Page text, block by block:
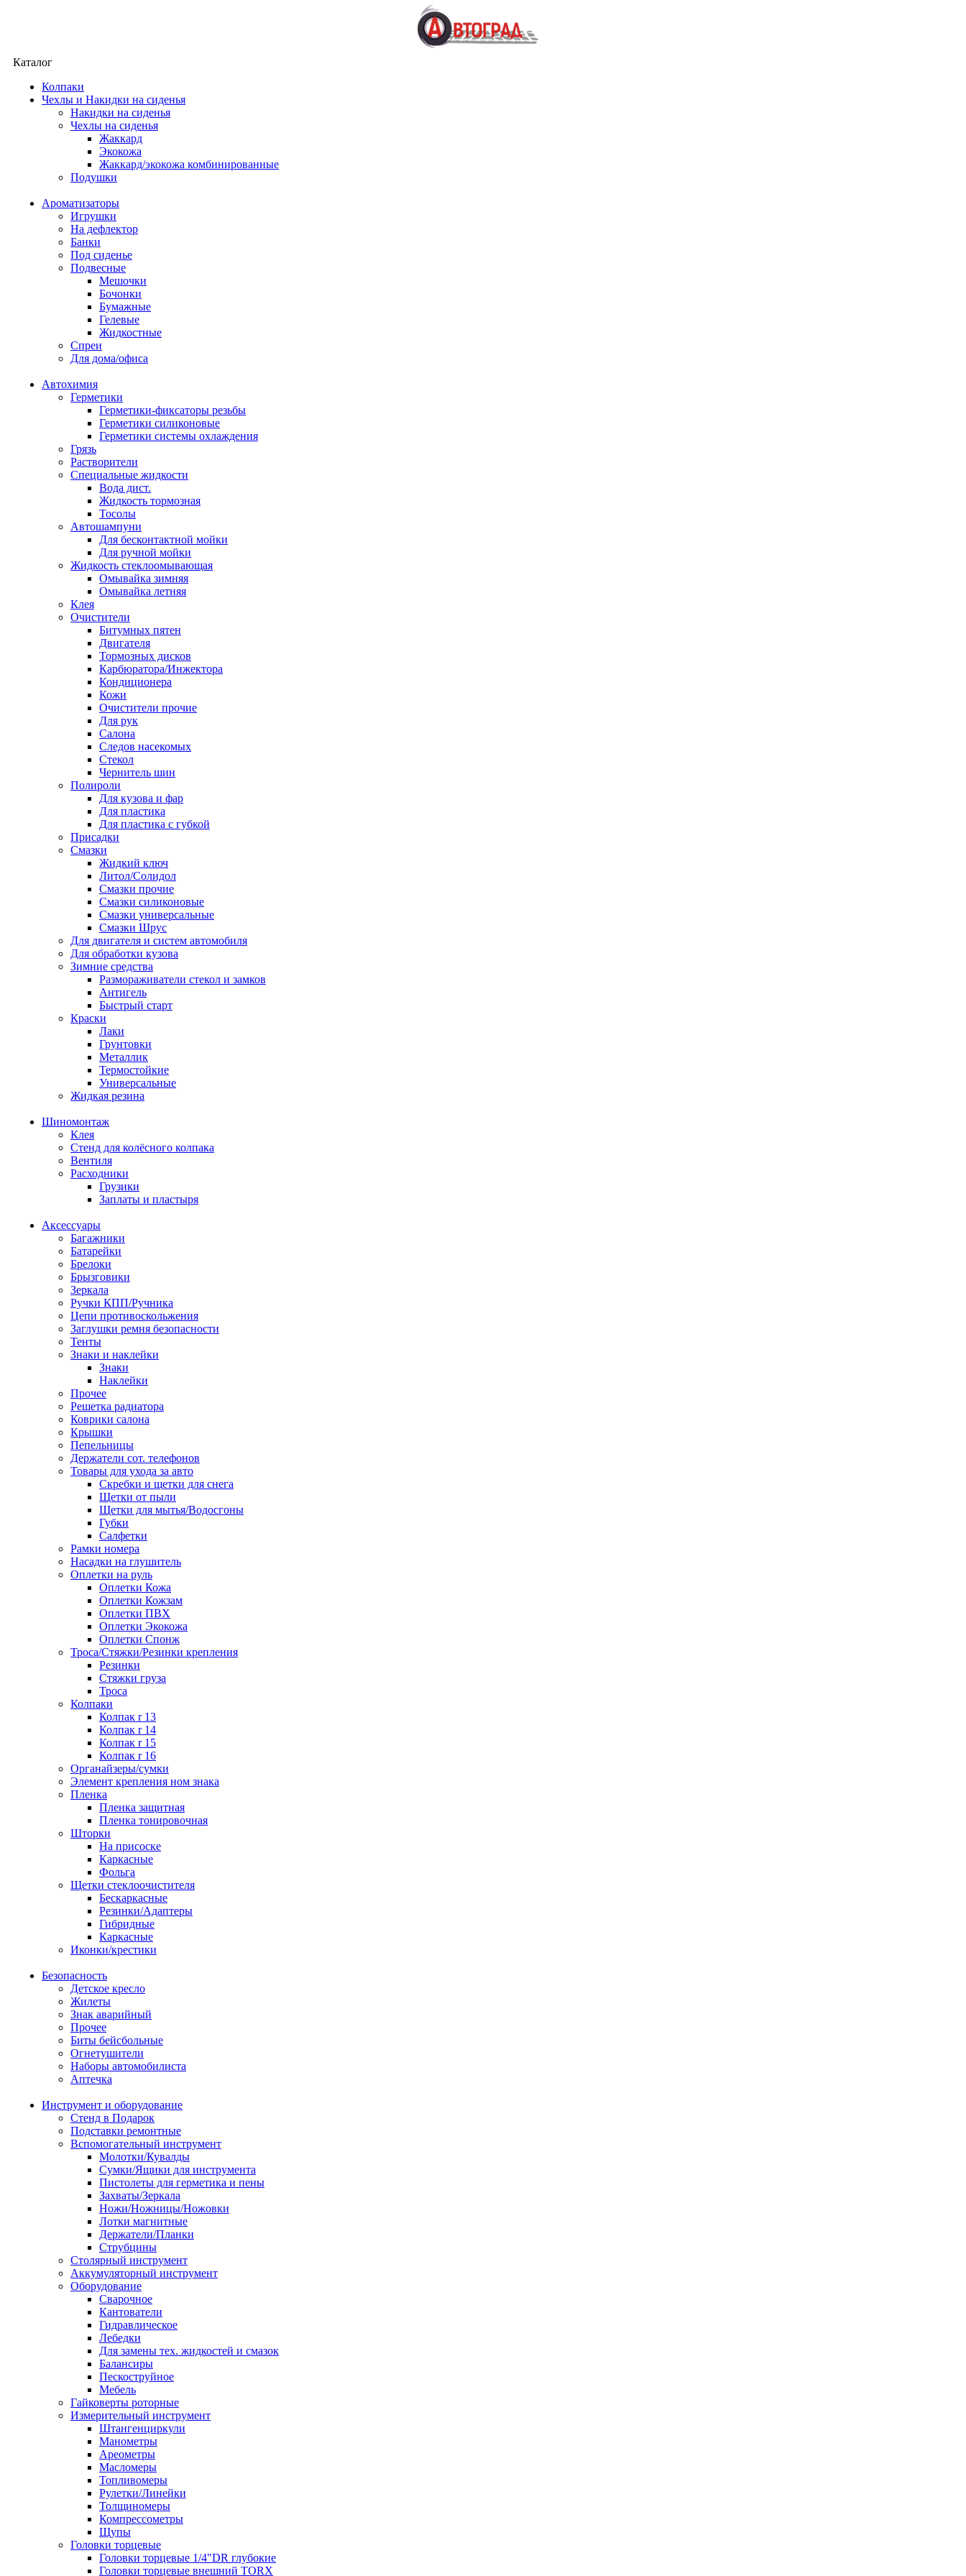
Каталог
Колпаки
Чехлы и Накидки на сиденья
Накидки на сиденья
Чехлы на сиденья
Жаккард
Экокожа
Жаккард/экокожа комбинированные
Подушки
Ароматизаторы
Игрушки
На дефлектор
Банки
Под сиденье
Подвесные
Мешочки
Бочонки
Бумажные
Гелевые
Жидкостные
Спреи
Для дома/офиса
Автохимия
Герметики
Герметики-фиксаторы резьбы
Герметики силиконовые
Герметики системы охлаждения
Грязь
Растворители
Специальные жидкости
Вода дист.
Жидкость тормозная
Тосолы
Автошампуни
Для бесконтактной мойки
Для ручной мойки
Жидкость стеклоомывающая
Омывайка зимняя
Омывайка летняя
Клея
Очистители
Битумных пятен
Двигателя
Тормозных дисков
Карбюратора/Инжектора
Кондиционера
Кожи
Очистители прочие
Для рук
Салона
Следов насекомых
Стекол
Чернитель шин
Полироли
Для кузова и фар
Для пластика
Для пластика с губкой
Присадки
Смазки
Жидкий ключ
Литол/Солидол
Смазки прочие
Смазки силиконовые
Смазки универсальные
Смазки Шрус
Для двигателя и систем автомобиля
Для обработки кузова
Зимние средства
Размораживатели стекол и замков
Антигель
Быстрый старт
Краски
Лаки
Грунтовки
Металлик
Термостойкие
Универсальные
Жидкая резина
Шиномонтаж
Клея
Стенд для колёсного колпака
Вентиля
Расходники
Грузики
Заплаты и пластыря
Аксессуары
Багажники
Батарейки
Брелоки
Брызговики
Зеркала
Ручки КПП/Ручника
Цепи противоскольжения
Заглушки ремня безопасности
Тенты
Знаки и наклейки
Знаки
Наклейки
Прочее
Решетка радиатора
Коврики салона
Крышки
Пепельницы
Держатели сот. телефонов
Товары для ухода за авто
Скребки и щетки для снега
Щетки от пыли
Щетки для мытья/Водосгоны
Губки
Салфетки
Рамки номера
Насадки на глушитель
Оплетки на руль
Оплетки Кожа
Оплетки Кожзам
Оплетки ПВХ
Оплетки Экокожа
Оплетки Спонж
Троса/Стяжки/Резинки крепления
Резинки
Стяжки груза
Троса
Колпаки
Колпак r 13
Колпак r 14
Колпак r 15
Колпак r 16
Органайзеры/сумки
Элемент крепления ном знака
Пленка
Пленка защитная
Пленка тонировочная
Шторки
На присоске
Каркасные
Фольга
Щетки стеклоочистителя
Бескаркасные
Резинки/Адаптеры
Гибридные
Каркасные
Иконки/крестики
Безопасность
Детское кресло
Жилеты
Знак аварийный
Прочее
Биты бейсбольные
Огнетушители
Наборы автомобилиста
Аптечка
Инструмент и оборудование
Стенд в Подарок
Подставки ремонтные
Вспомогательный инструмент
Молотки/Кувалды
Сумки/Ящики для инструмента
Пистолеты для герметика и пены
Захваты/Зеркала
Ножи/Ножницы/Ножовки
Лотки магнитные
Держатели/Планки
Струбцины
Столярный инструмент
Аккумуляторный инструмент
Оборудование
Сварочное
Кантователи
Гидравлическое
Лебедки
Для замены тех. жидкостей и смазок
Балансиры
Пескоструйное
Мебель
Гайковерты роторные
Измерительный инструмент
Штангенциркули
Манометры
Ареометры
Масломеры
Топливомеры
Рулетки/Линейки
Толщиномеры
Компрессометры
Щупы
Головки торцевые
Головки торцевые 1/4"DR глубокие
Головки торцевые внешний TORX